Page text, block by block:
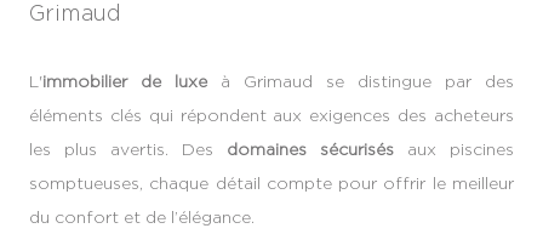
Grimaud
L'immobilier de luxe à Grimaud se distingue par des
éléments clés qui répondent aux exigences des acheteurs
les plus avertis. Des domaines sécurisés aux piscines
somptueuses, chaque détail compte pour offrir le meilleur
du confort et de l’élégance.